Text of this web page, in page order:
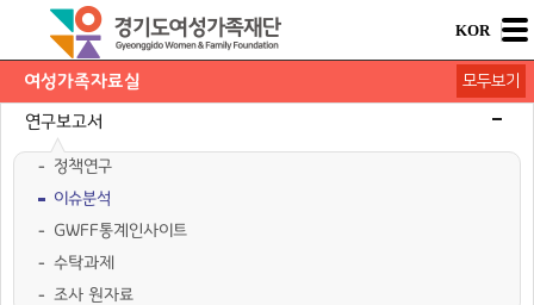
KOR
여성가족자료실
연구보고서
정책연구
이슈분석
GWFF통계인사이트
수탁과제
조사 원자료
모두보기